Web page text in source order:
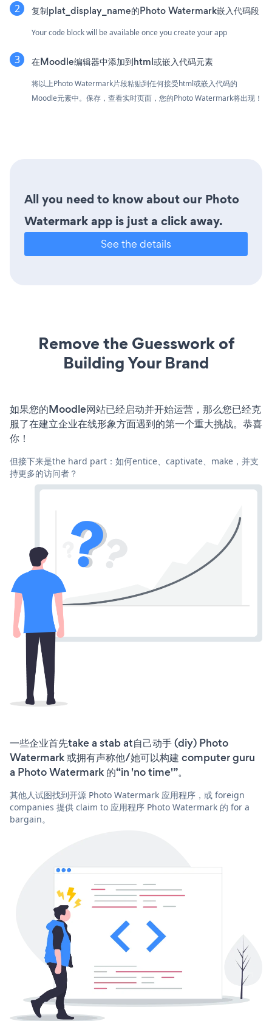
复制plat_display_name的Photo Watermark嵌入代码段
Your code block will be available once you create your app
在Moodle编辑器中添加到html或嵌入代码元素
将以上Photo Watermark片段粘贴到任何接受html或嵌入代码的
Moodle元素中。保存，查看实时页面，您的Photo Watermark将出现！
All you need to know about our Photo
Watermark app is just a click away.
See the details
Remove the Guesswork of
Building Your Brand
如果您的Moodle网站已经启动并开始运营，那么您已经克
服了在建立企业在线形象方面遇到的第一个重大挑战。恭喜
你！
但接下来是the hard part：如何entice、captivate、make，并支
持更多的访问者？
一些企业首先take a stab at自己动手 (diy) Photo
Watermark 或拥有声称他/她可以构建 computer guru
a Photo Watermark 的“in 'no time'”。
其他人试图找到开源 Photo Watermark 应用程序，或 foreign
companies 提供 claim to 应用程序 Photo Watermark 的 for a
bargain。